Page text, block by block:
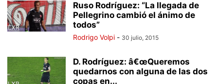
Ruso Rodríguez: “La llegada de
Pellegrino cambió el ánimo de
todos”
Rodrigo Volpi - 30 julio, 2015
D. Rodríguez: â€œQueremos
quedarnos con alguna de las dos
copas en...